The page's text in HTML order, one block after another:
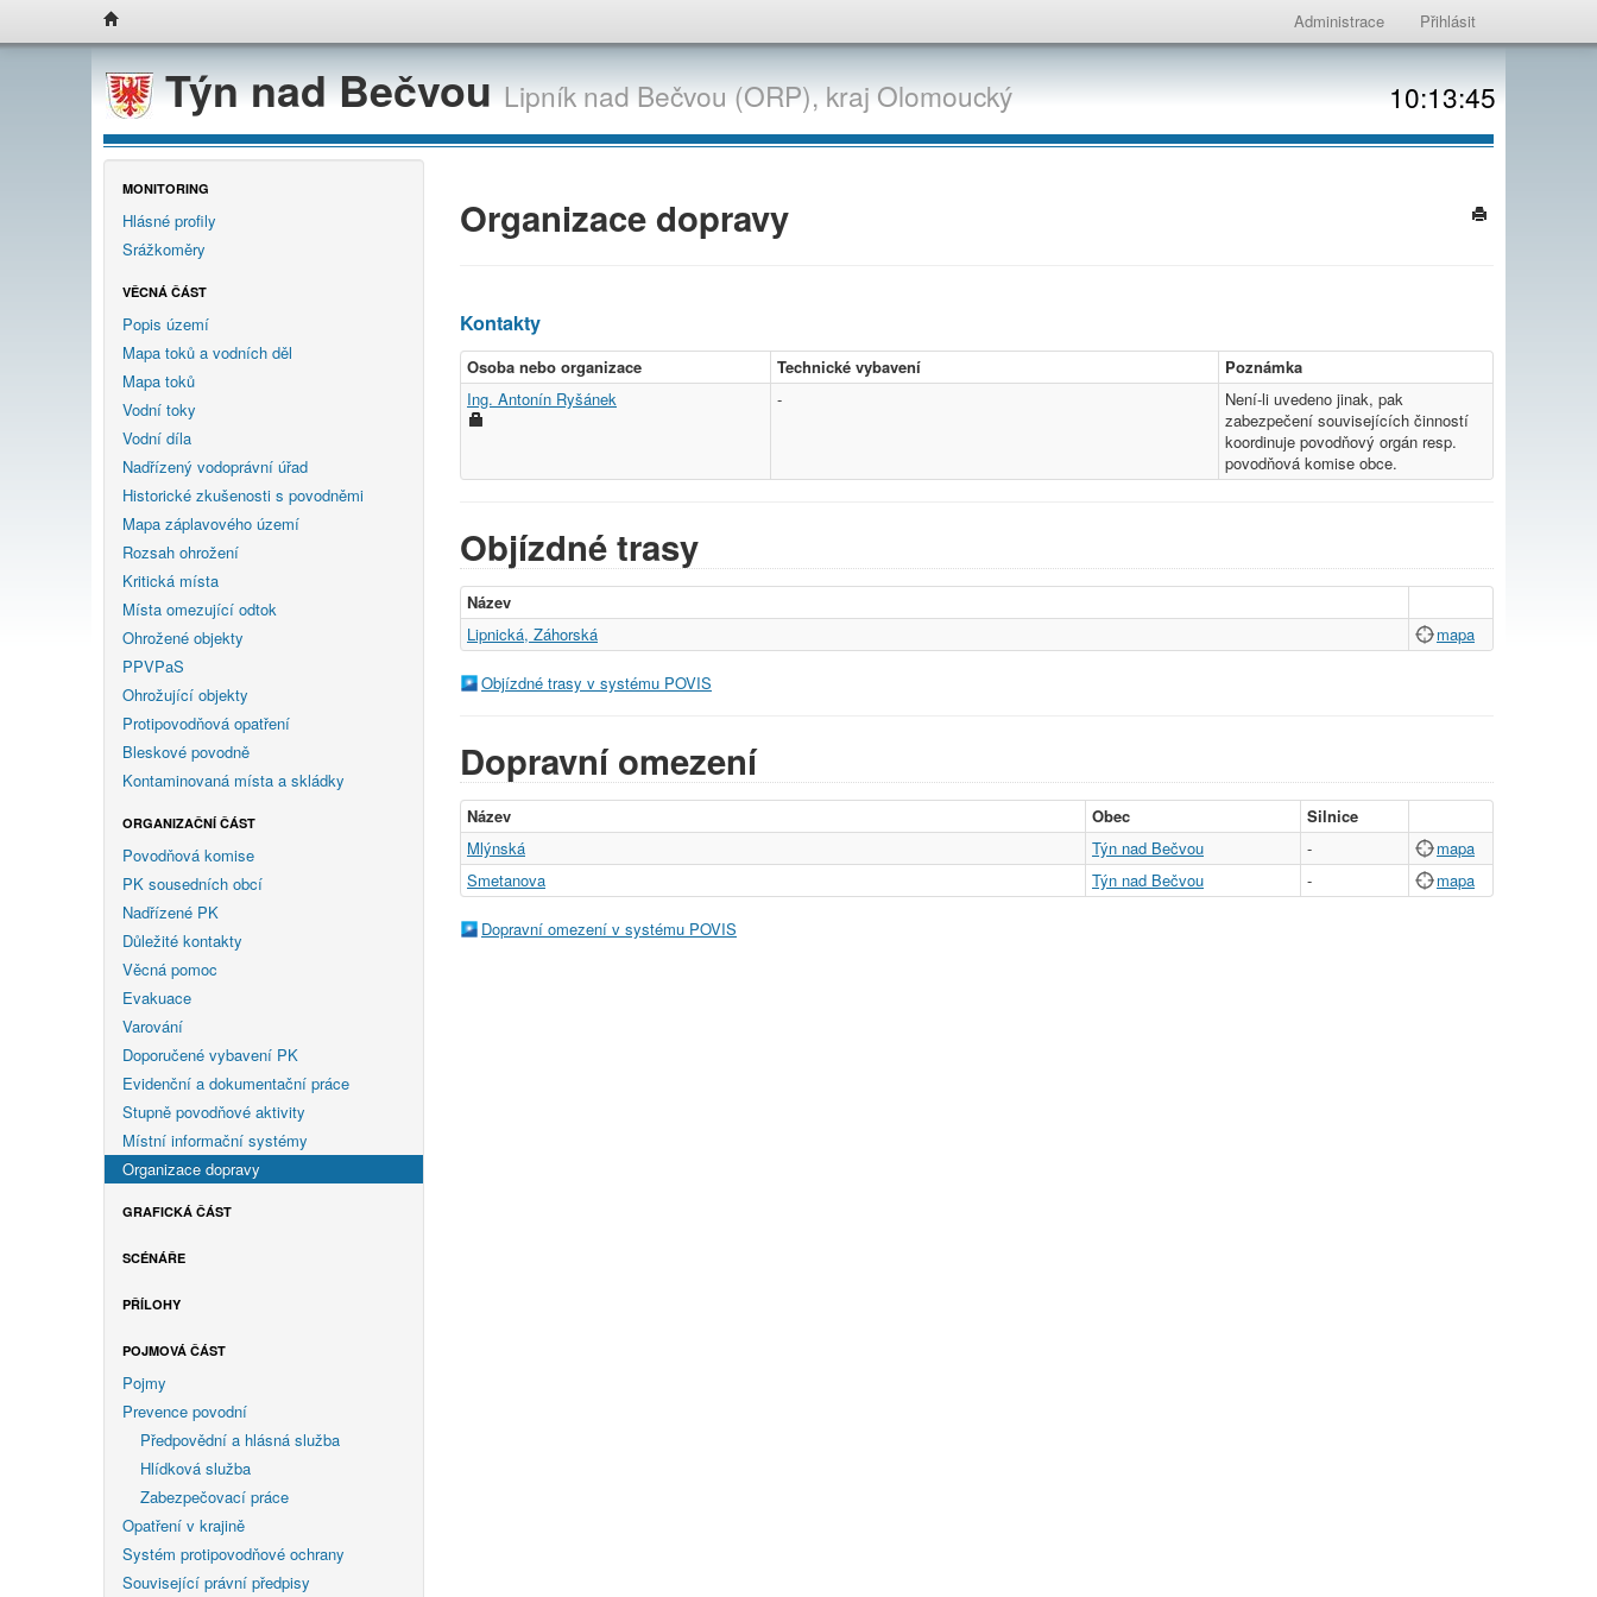
Administrace Přihlásit
Týn nad BečvouLipník nad Bečvou (ORP),krajOlomoucký 10:13:45
MONITORING
Hlásné profily
Srážkoměry
VĚCNÁ ČÁST
Popis území
Mapa toků a vodních děl
Mapa toků
Vodní toky
Vodní díla
Nadřízený vodoprávní úřad
Historické zkušenosti s povodněmi
Mapa záplavového území
Rozsah ohrožení
Kritická místa
Místa omezující odtok
Ohrožené objekty
PPVPaS
Ohrožující objekty
Protipovodňová opatření
Bleskové povodně
Kontaminovaná místa a skládky
ORGANIZAČNÍ ČÁST
Povodňová komise
PK sousedních obcí
Nadřízené PK
Důležité kontakty
Věcná pomoc
Evakuace
Varování
Doporučené vybavení PK
Evidenční a dokumentační práce
Stupně povodňové aktivity
Místní informační systémy
Organizace dopravy
GRAFICKÁ ČÁST
SCÉNÁŘE
PŘÍLOHY
POJMOVÁ ČÁST
Pojmy
Prevence povodní
Předpovědní a hlásná služba
Hlídková služba
Zabezpečovací práce
Opatření v krajině
Systém protipovodňové ochrany
Související právní předpisy
Organizace dopravy
Kontakty
Osoba nebo organizace Technické vybavení
Poznámka
Ing. Antonín Ryšánek
-
Není-li uvedeno jinak, pak
zabezpečení souvisejících činností
koordinuje povodňový orgán resp.
povodňová komise obce.
Objízdné trasy
Název
Lipnická, Záhorská
mapa
Objízdné trasy v systému POVIS
Dopravní omezení
Název Obec
Silnice
Mlýnská
Týn nad Bečvou -
mapa
Smetanova
Týn nad Bečvou - mapa
Dopravní omezení v systému POVIS